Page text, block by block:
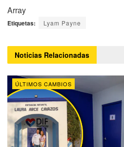
Array
Etiquetas: Lyam Payne
Noticias Relacionadas
ÚLTIMOS CAMBIOS